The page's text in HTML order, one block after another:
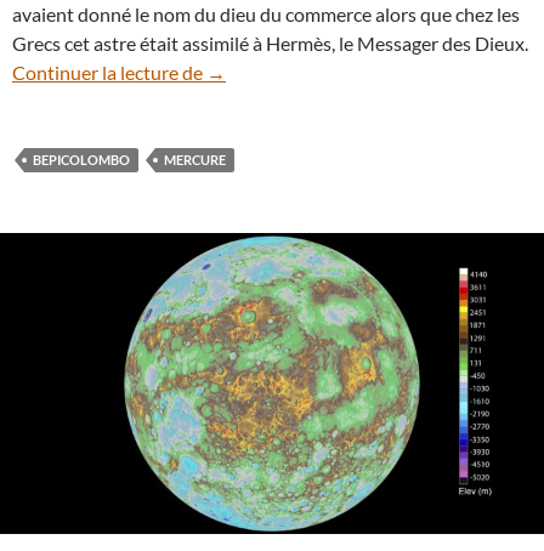
avaient donné le nom du dieu du commerce alors que chez les
Grecs cet astre était assimilé à Hermès, le Messager des Dieux.
Continuer la lecture de
Guettez la fugace planète Mercure au
→
BEPICOLOMBO MERCURE